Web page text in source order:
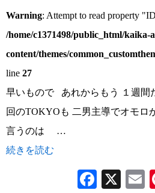
Warning: Attempt to read property
/home/c1371498/public_html/kaika-
content/themes/
line 27
早いもので あれからもう １週間
回のTOKYOも 二男主導でオモ
言うのは …
続きを読む
X